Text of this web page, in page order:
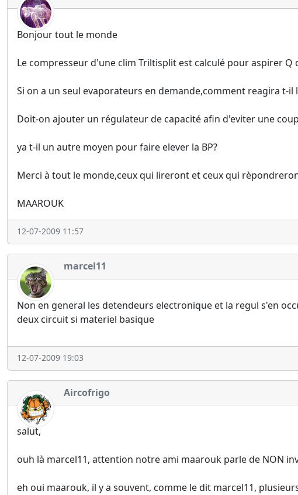
Bonjour tout le monde
Le compresseur d'une clim Triltisplit est calculé pour aspirer
Si on a un seul evaporateurs en demande,comment reagira t-
Doit-on ajouter un régulateur de capacité afin d'eviter une
ya t-il un autre moyen pour faire elever la BP?
Merci à tout le monde,ceux qui lireront et ceux qui
MAAROUK
12-07-2009 11:57
marcel11
Non en general les detendeurs electronique et la regul s'en
deux circuit si materiel basique
12-07-2009 19:03
Aircofrigo
salut,
ouh là marcel11, attention notre ami maarouk parle de NON
eh oui maarouk, il y a souvent, comme le dit marcel11,